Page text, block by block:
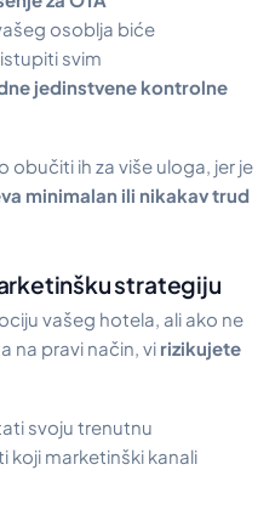
osoblja biće
svim
jedinstvene kontrolne
ih za više uloga, jer je
minimalan ili nikakav trud
strategiju
vašeg hotela, ali ako ne
na pravi način, vi rizikujete
svoju trenutnu
koji marketinški kanali